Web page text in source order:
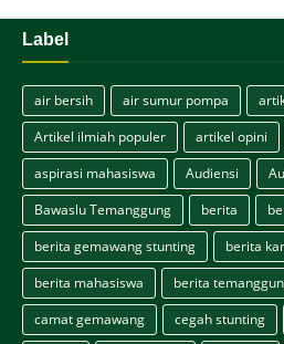
Label
air bersih air sumur pompa
Artikel ilmiah populer
artikel opini
aspirasi mahasiswa
Audiensi
Bawaslu Temanggung
berita
berita gemawang stunting
berita
berita mahasiswa
berita
camat gemawang
cegah stunting